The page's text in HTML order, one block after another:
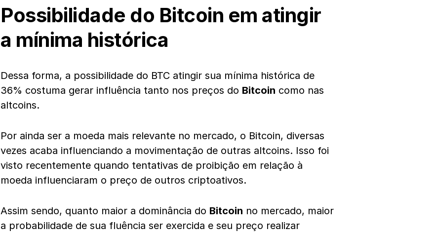
Possibilidade do Bitcoin em atingir
a mínima histórica
Dessa forma, a possibilidade do BTC atingir sua mínima histórica de
36% costuma gerar influência tanto nos preços do Bitcoin como nas
altcoins.
Por ainda ser a moeda mais relevante no mercado, o Bitcoin, diversas
vezes acaba influenciando a movimentação de outras altcoins. Isso foi
visto recentemente quando tentativas de proibição em relação à
moeda influenciaram o preço de outros criptoativos.
Assim sendo, quanto maior a dominância do Bitcoin no mercado, maior
a probabilidade de sua fluência ser exercida e seu preço realizar